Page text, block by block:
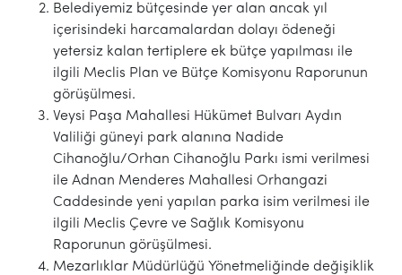
Belediyemiz bütçesinde yer alan ancak yıl
içerisindeki harcamalardan dolayı ödeneği
yetersiz kalan tertiplere ek bütçe yapılması ile
ilgili Meclis Plan ve Bütçe Komisyonu Raporunun
görüşülmesi.
Veysi Paşa Mahallesi Hükümet Bulvarı Aydın
Valiliği güneyi park alanına Nadide
Cihanoğlu/Orhan Cihanoğlu Parkı ismi verilmesi
ile Adnan Menderes Mahallesi Orhangazi
Caddesinde yeni yapılan parka isim verilmesi ile
ilgili Meclis Çevre ve Sağlık Komisyonu
Raporunun görüşülmesi.
Mezarlıklar Müdürlüğü Yönetmeliğinde değişiklik